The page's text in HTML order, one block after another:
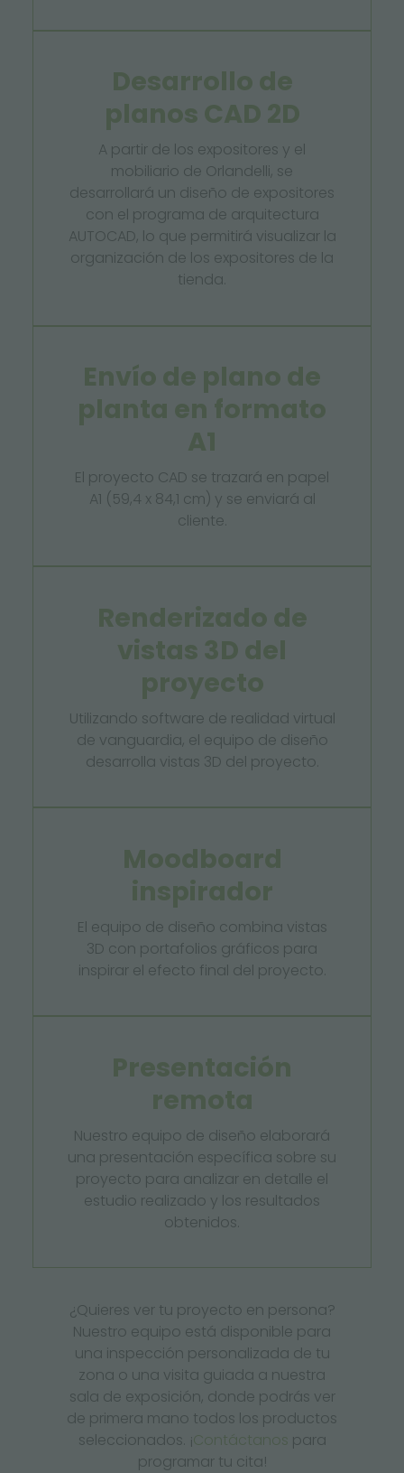
Desarrollo de
planos CAD 2D
A partir de los expositores y el
mobiliario de Orlandelli, se
desarrollará un diseño de expositores
con el programa de arquitectura
AUTOCAD, lo que permitirá visualizar la
organización de los expositores de la
tienda.
Envío de plano de
planta en formato
A1
El proyecto CAD se trazará en papel
A1 (59,4 x 84,1 cm) y se enviará al
cliente.
Renderizado de
vistas 3D del
proyecto
Utilizando software de realidad virtual
de vanguardia, el equipo de diseño
desarrolla vistas 3D del proyecto.
Moodboard
inspirador
El equipo de diseño combina vistas
3D con portafolios gráficos para
inspirar el efecto final del proyecto.
Presentación
remota
Nuestro equipo de diseño elaborará
una presentación específica sobre su
proyecto para analizar en detalle el
estudio realizado y los resultados
obtenidos.
¿Quieres ver tu proyecto en persona?
Nuestro equipo está disponible para
una inspección personalizada de tu
zona o una visita guiada a nuestra
sala de exposición, donde podrás ver
de primera mano todos los productos
seleccionados. ¡Contáctanos para
programar tu cita!